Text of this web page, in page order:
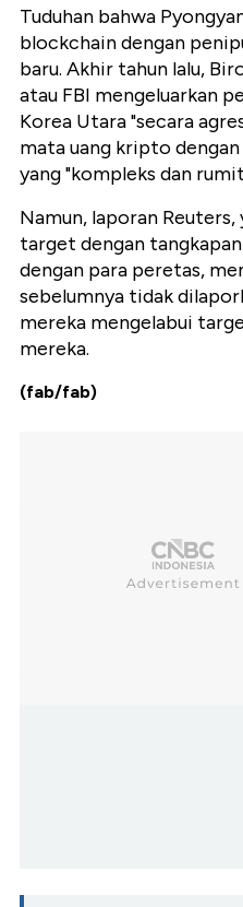
Tuduhan bahwa
blockchain dengan
baru. Akhir tahun lalu,
atau FBI mengeluarkan
Korea Utara "secara
mata uang kripto dengan
yang "kompleks dan
Namun, laporan
target dengan
dengan para peretas,
sebelumnya tidak
mereka mengelabui
mereka.
(fab/fab)